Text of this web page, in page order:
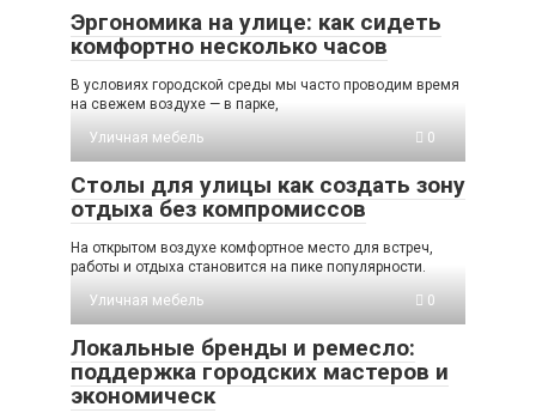
Эргономика на улице: как сидеть
комфортно несколько часов
В условиях городской среды мы часто проводим время
на свежем воздухе — в парке,
Уличная мебель
0
Столы для улицы как создать зону
отдыха без компромиссов
На открытом воздухе комфортное место для встреч,
работы и отдыха становится на пике популярности.
Уличная мебель
0
Локальные бренды и ремесло:
поддержка городских мастеров и
экономическ